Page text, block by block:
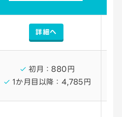
詳細へ
初月：880円
1か月目以降：4,785円